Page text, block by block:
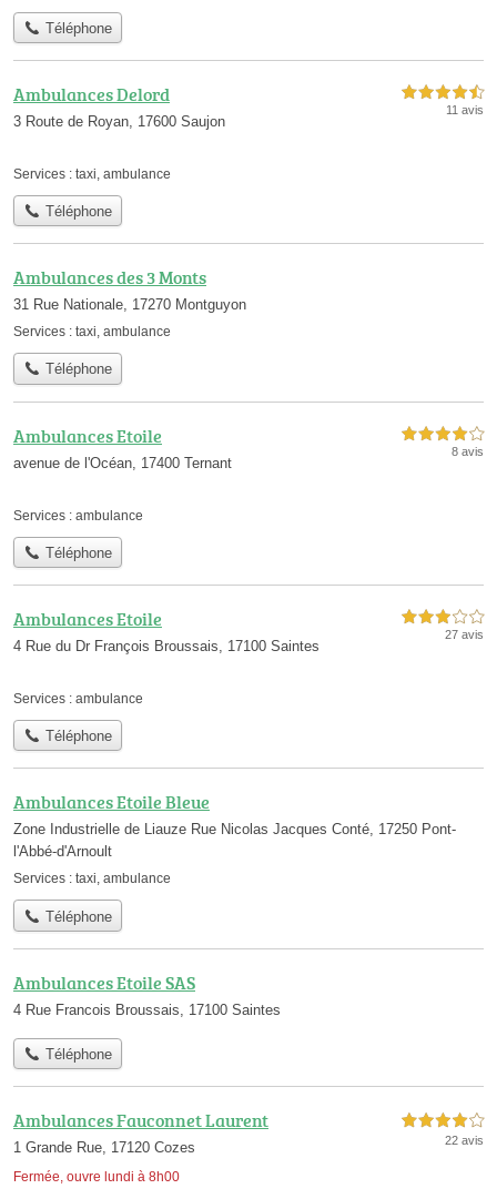
Téléphone
Ambulances Delord
3 Route de Royan, 17600 Saujon
4,5 étoiles sur 5
11 avis
Services : taxi, ambulance
Téléphone
Ambulances des 3 Monts
31 Rue Nationale, 17270 Montguyon
Services : taxi, ambulance
Téléphone
Ambulances Etoile
avenue de l'Océan, 17400 Ternant
4,0 étoiles sur 5
8 avis
Services : ambulance
Téléphone
Ambulances Etoile
4 Rue du Dr François Broussais, 17100 Saintes
3,0 étoiles sur 5
27 avis
Services : ambulance
Téléphone
Ambulances Etoile Bleue
Zone Industrielle de Liauze Rue Nicolas Jacques Conté, 17250 Pont-
l'Abbé-d'Arnoult
Services : taxi, ambulance
Téléphone
Ambulances Etoile SAS
4 Rue Francois Broussais, 17100 Saintes
Téléphone
Ambulances Fauconnet Laurent
1 Grande Rue, 17120 Cozes
Fermée, ouvre lundi à 8h00
4,0 étoiles sur 5
22 avis